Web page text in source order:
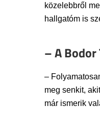
közelebbről
hallgatóm is
– A
–
meg senkit,
már ismerik